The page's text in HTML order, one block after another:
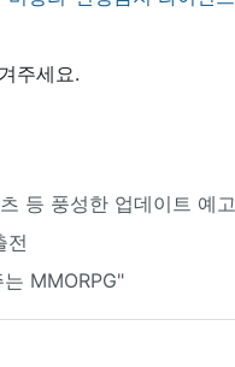
주세요.
등 풍성한 업데이트 예고
전
MMORPG"